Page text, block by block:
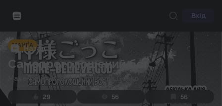
Вхід
Назад
МАНҐА
Самопроголошений бог
Make-believe God /Kamisama Gokko
29 56 56